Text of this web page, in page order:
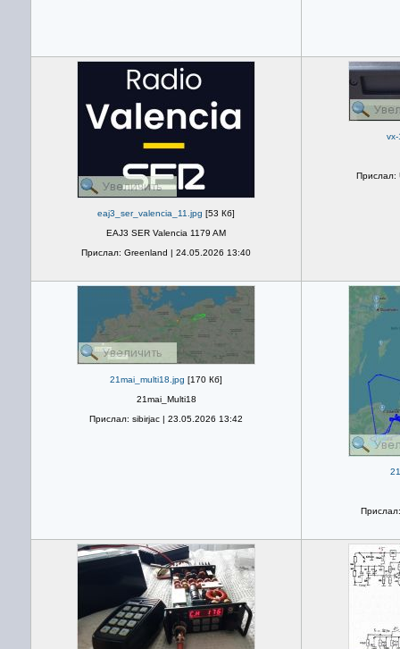
eaj3_ser_valencia_11.jpg [53 Кб]
EAJ3 SER Valencia 1179 AM
Прислал: Greenland | 24.05.2026 13:40
Прислал:
21mai_multi18.jpg [170 Кб]
21mai_Multi18
Прислал: sibirjac | 23.05.2026 13:42